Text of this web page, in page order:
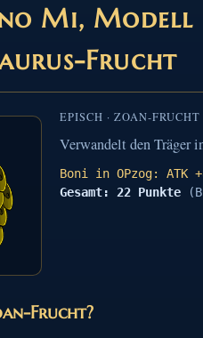
no Mi,
Frucht
EPISCH · ZOAN-FRUCHT
Verwandelt den Träger
Boni in OPzog: ATK
Gesamt: 22 Punkte
Frucht?